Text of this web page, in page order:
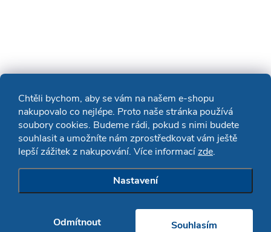
Chtěli bychom, aby se vám na našem e-shopu
nakupovalo co nejlépe. Proto naše stránka používá
soubory cookies. Budeme rádi, pokud s nimi budete
souhlasit a umožníte nám zprostředkovat vám ještě
lepší zážitek z nakupování. Více informacízde.
Nastavení
Odmítnout Souhlasím